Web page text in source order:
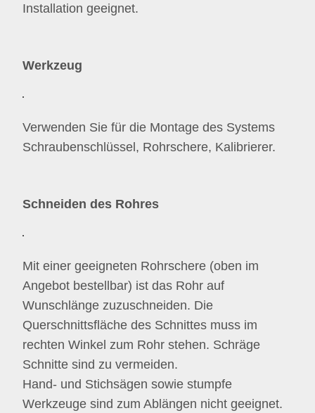
Installation geeignet.
Werkzeug
Verwenden Sie für die Montage des Systems
Schraubenschlüssel, Rohrschere, Kalibrierer.
Schneiden des Rohres
Mit einer geeigneten Rohrschere (oben im
Angebot bestellbar) ist das Rohr auf
Wunschlänge zuzuschneiden. Die
Querschnittsfläche des Schnittes muss im
rechten Winkel zum Rohr stehen. Schräge
Schnitte sind zu vermeiden.
Hand- und Stichsägen sowie stumpfe
Werkzeuge sind zum Ablängen nicht geeignet.